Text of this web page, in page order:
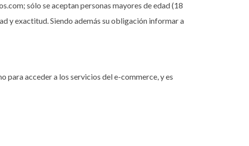
sólo se aceptan personas mayores de edad (18
y exactitud. Siendo además su obligación informar a
para acceder a los servicios del e-commerce, y es